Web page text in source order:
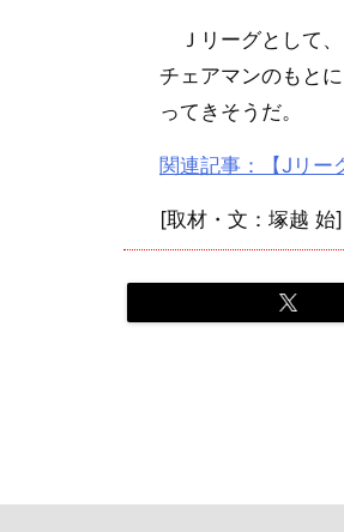
Ｊリーグとして、
チェアマンのもと
ってきそうだ。
関連記事：【Jリー
[取材・文：塚越 始]